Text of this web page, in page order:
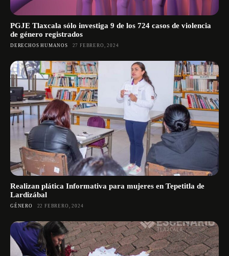
PGJE Tlaxcala sólo investiga 9 de los 724 casos de violencia
de género registrados
DERECHOS HUMANOS 27 FEBRERO, 2024
Realizan plática Informativa para mujeres en Tepetitla de
Lardizábal
GÉNERO 22 FEBRERO, 2024